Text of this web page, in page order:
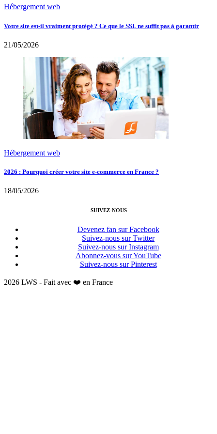
Hébergement web
Votre site est-il vraiment protégé ? Ce que le SSL ne suffit pas à garantir
21/05/2026
Hébergement web
2026 : Pourquoi créer votre site e-commerce en France ?
18/05/2026
SUIVEZ-NOUS
Devenez fan sur Facebook
Suivez-nous sur Twitter
Suivez-nous sur Instagram
Abonnez-vous sur YouTube
Suivez-nous sur Pinterest
2026 LWS - Fait avec ❤️ en France